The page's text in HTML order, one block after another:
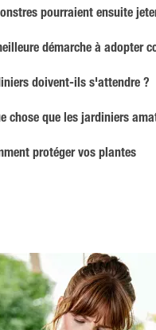
pourraient ensuite
démarche à adopter
doivent-ils s'attendre ?
chose que les jardiniers
protéger vos plantes